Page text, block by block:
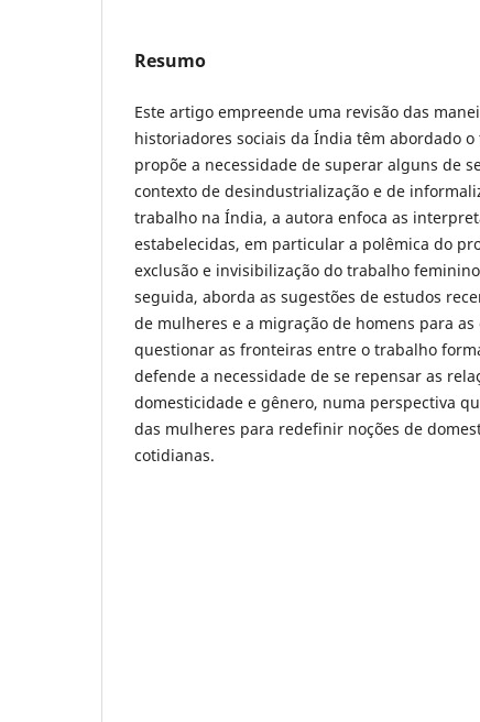
Resumo
Este artigo empreende uma revisão das
historiadores sociais da Índia têm abordado
propõe a necessidade de superar alguns de
contexto de desindustrialização e de
trabalho na Índia, a autora enfoca as
estabelecidas, em particular a polêmica do
exclusão e invisibilização do trabalho
seguida, aborda as sugestões de estudos
de mulheres e a migração de homens para
questionar as fronteiras entre o trabalho
defende a necessidade de se repensar as
domesticidade e gênero, numa perspectiva
das mulheres para redefinir noções de
cotidianas.